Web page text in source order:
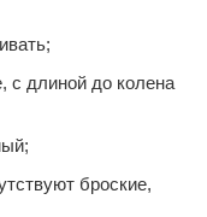
длиной до колена
броские,